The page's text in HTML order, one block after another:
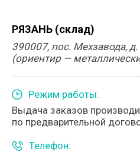
РЯЗАНЬ (склад)
390007, пос. Мехзавода,
(ориентир —
Режим работы:
Выдача заказов
по предварительной
Телефон: